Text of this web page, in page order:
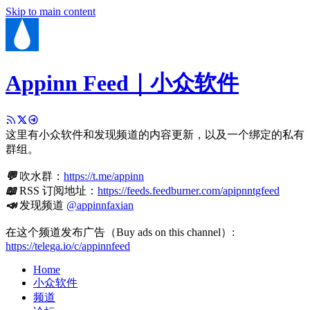
Skip to main content
Appinn Feed｜小众软件
这里有小众软件和发现频道的内容更新，以及一个绑定的私有
群组。
💬吹水群： https://t.me/appinn
📖RSS 订阅地址： https://feeds.feedburner.com/apipnntgfeed
📣发现频道 @appinnfaxian
在这个频道发布广告（Buy ads on this channel）:
https://telega.io/c/appinnfeed
Home
小众软件
频道